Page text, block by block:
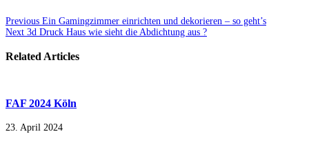
Previous Ein Gamingzimmer einrichten und dekorieren – so geht’s
Next 3d Druck Haus wie sieht die Abdichtung aus ?
Related Articles
FAF 2024 Köln
23. April 2024